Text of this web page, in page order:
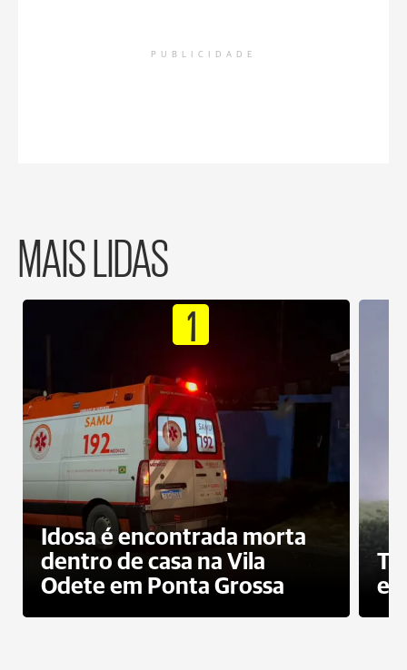
PUBLICIDADE
MAIS LIDAS
1
Idosa é encontrada morta
dentro de casa na Vila
Odete em Ponta Grossa
e